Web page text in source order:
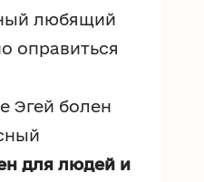
любящий
оправиться
Эгей болен
для людей и